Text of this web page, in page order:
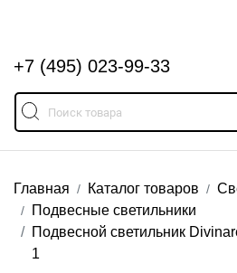
+7 (495) 023-99-33
Главная Каталог товаров
Подвесные светильники
Подвесной светильник
1